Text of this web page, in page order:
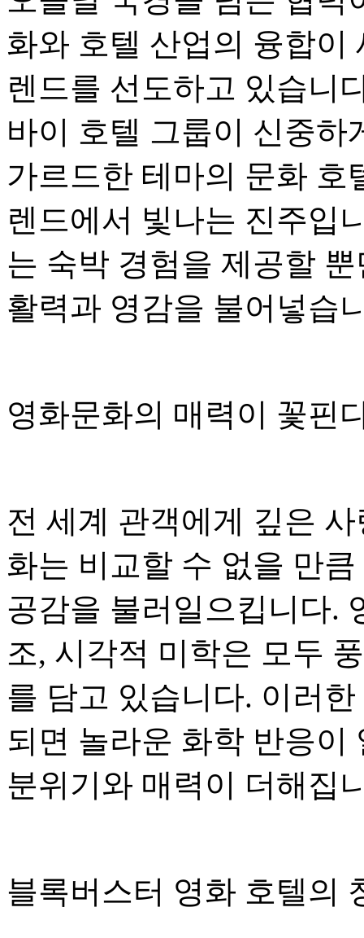
화와 호텔 산업의 융합이
렌드를 선도하고 있습니
바이 호텔 그룹이 신중하
가르드한 테마의 문화 호
렌드에서 빛나는 진주입
는 숙박 경험을 제공할
활력과 영감을 불어넣습
영화문화의 매력이 꽃핀
전 세계 관객에게 깊은
화는 비교할 수 없을 만
공감을 불러일으킵니다.
조, 시각적 미학은 모두
를 담고 있습니다. 이러
되면 놀라운 화학 반응이
분위기와 매력이 더해집
블록버스터 영화 호텔의